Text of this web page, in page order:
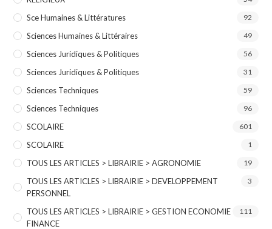
Sce Humaines & Littératures 92
Sciences Humaines & Littéraires 49
Sciences Juridiques & Politiques 56
Sciences Juridiques & Politiques 31
Sciences Techniques 59
Sciences Techniques 96
SCOLAIRE 601
SCOLAIRE 1
TOUS LES ARTICLES > LIBRAIRIE > AGRONOMIE 19
TOUS LES ARTICLES > LIBRAIRIE > DEVELOPPEMENT
PERSONNEL
3
TOUS LES ARTICLES > LIBRAIRIE > GESTION ECONOMIE
FINANCE
111